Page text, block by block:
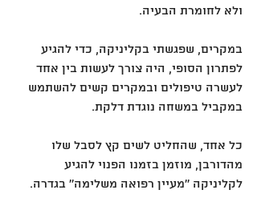
ולא לחומרת הבעיה.
במקרים, שפגשתי בקליניקה, כדי להגיע
לפתרון הסופי, היה צורך לעשות בין אחד
לעשרה טיפולים ובמקרים קשים להשתמש
במקביל במשחה נוגדת דלקת.
כל אחד, שהחליט לשים קץ לסבל שלו
מהדורבן, מוזמן בזמנו הפנוי להגיע
לקליניקה ''מעיין רפואה משלימה'' בגדרה.